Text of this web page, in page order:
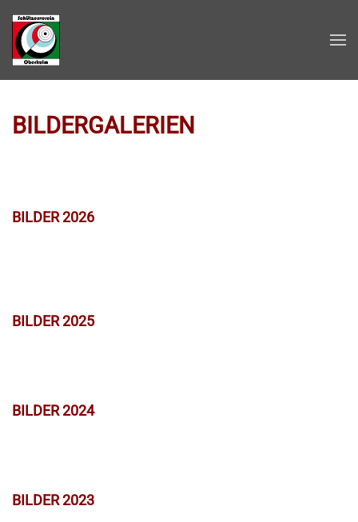
Zum Hauptinhalt springen
BILDERGALERIEN
BILDER 2026
BILDER 2025
BILDER 2024
BILDER 2023